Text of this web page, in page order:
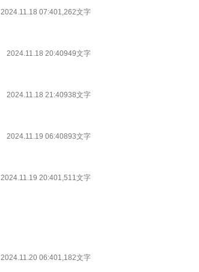
2024.11.18 07:401,262文字
2024.11.18 20:40949文字
2024.11.18 21:40938文字
2024.11.19 06:40893文字
2024.11.19 20:401,511文字
2024.11.20 06:401,182文字